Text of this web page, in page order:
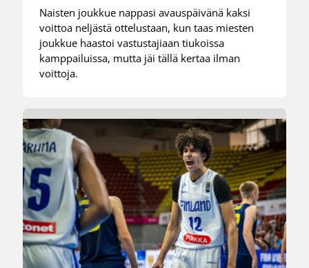
Naisten joukkue nappasi avauspäivänä kaksi
voittoa neljästä ottelustaan, kun taas miesten
joukkue haastoi vastustajiaan tiukoissa
kamppailuissa, mutta jäi tällä kertaa ilman
voittoja.